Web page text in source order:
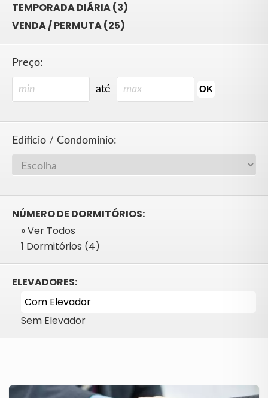
TEMPORADA DIÁRIA (3)
VENDA / PERMUTA (25)
Preço:
até
Edifício / Condomínio:
NÚMERO DE DORMITÓRIOS:
» Ver Todos
1 Dormitórios (4)
ELEVADORES:
Com Elevador
Sem Elevador